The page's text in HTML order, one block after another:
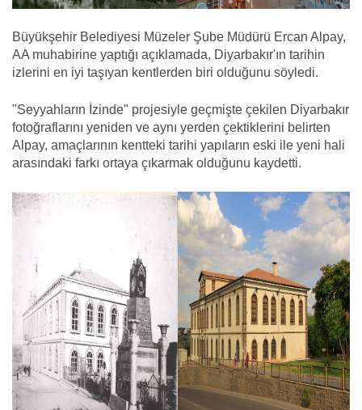
Büyükşehir Belediyesi Müzeler Şube Müdürü Ercan Alpay,
AA muhabirine yaptığı açıklamada, Diyarbakır'ın tarihin
izlerini en iyi taşıyan kentlerden biri olduğunu söyledi.
"Seyyahların İzinde" projesiyle geçmişte çekilen Diyarbakır
fotoğraflarını yeniden ve aynı yerden çektiklerini belirten
Alpay, amaçlarının kentteki tarihi yapıların eski ile yeni hali
arasındaki farkı ortaya çıkarmak olduğunu kaydetti.